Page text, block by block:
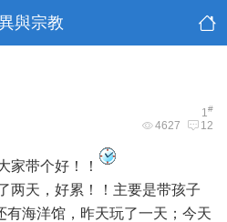
與宗教
1#
4627 12
带个好！！
天，好累！！主要是带孩子
有海洋馆，昨天玩了一天；今天